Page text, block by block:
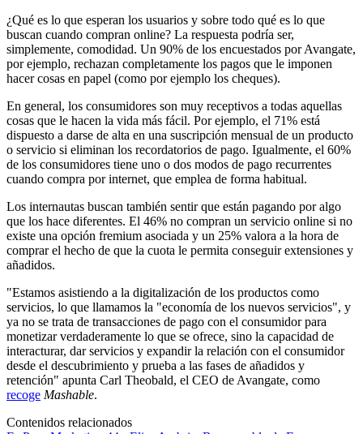
¿Qué es lo que esperan los usuarios y sobre todo qué es lo que
buscan cuando compran online? La respuesta podría ser,
simplemente, comodidad. Un 90% de los encuestados por Avangate,
por ejemplo, rechazan completamente los pagos que le imponen
hacer cosas en papel (como por ejemplo los cheques).
En general, los consumidores son muy receptivos a todas aquellas
cosas que le hacen la vida más fácil. Por ejemplo, el 71% está
dispuesto a darse de alta en una suscripción mensual de un producto
o servicio si eliminan los recordatorios de pago. Igualmente, el 60%
de los consumidores tiene uno o dos modos de pago recurrentes
cuando compra por internet, que emplea de forma habitual.
Los internautas buscan también sentir que están pagando por algo
que los hace diferentes. El 46% no compran un servicio online si no
existe una opción fremium asociada y un 25% valora a la hora de
comprar el hecho de que la cuota le permita conseguir extensiones y
añadidos.
"Estamos asistiendo a la digitalización de los productos como
servicios, lo que llamamos la "economía de los nuevos servicios", y
ya no se trata de transacciones de pago con el consumidor para
monetizar verdaderamente lo que se ofrece, sino la capacidad de
interacturar, dar servicios y expandir la relación con el consumidor
desde el descubrimiento y prueba a las fases de añadidos y
retención" apunta Carl Theobald, el CEO de Avangate, como
recoge Mashable.
Contenidos relacionados